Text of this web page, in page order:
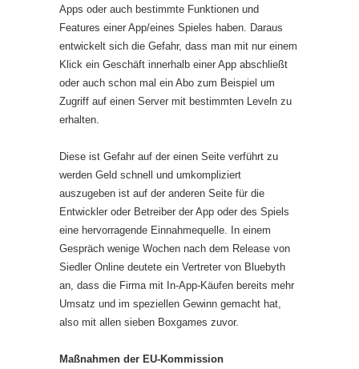
Apps oder auch bestimmte Funktionen und
Features einer App/eines Spieles haben. Daraus
entwickelt sich die Gefahr, dass man mit nur einem
Klick ein Geschäft innerhalb einer App abschließt
oder auch schon mal ein Abo zum Beispiel um
Zugriff auf einen Server mit bestimmten Leveln zu
erhalten.
Diese ist Gefahr auf der einen Seite verführt zu
werden Geld schnell und umkompliziert
auszugeben ist auf der anderen Seite für die
Entwickler oder Betreiber der App oder des Spiels
eine hervorragende Einnahmequelle. In einem
Gespräch wenige Wochen nach dem Release von
Siedler Online deutete ein Vertreter von Bluebyth
an, dass die Firma mit In-App-Käufen bereits mehr
Umsatz und im speziellen Gewinn gemacht hat,
also mit allen sieben Boxgames zuvor.
Maßnahmen der EU-Kommission